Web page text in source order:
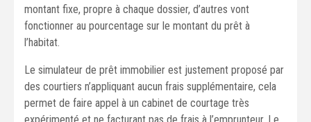
montant fixe, propre à chaque dossier, d’autres vont
fonctionner au pourcentage sur le montant du prêt à
l’habitat.
Le simulateur de prêt immobilier est justement proposé par
des courtiers n’appliquant aucun frais supplémentaire, cela
permet de faire appel à un cabinet de courtage très